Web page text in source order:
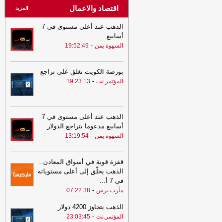
اقتصاد والاعمال المزيد
الذهب عند أعلى مستوى في 7
أسابيع
السهوة يمن -
19:52:49
بورصة الكويت تغلق على تراجع
المؤتمر.نت -
19:23:13
الذهب عند أعلى مستوى في 7
أسابيع مدعوما بتراجع الدولار
السهوة يمن -
13:19:54
قفزة قوية في أسواق المعادن..
الذهب يحلّق إلى أعلى مستوياته
في 7 أ
...
مأرب برس -
07:22:38
الذهب يتجاوز 4200 دولار
المؤتمر.نت -
23:03:45